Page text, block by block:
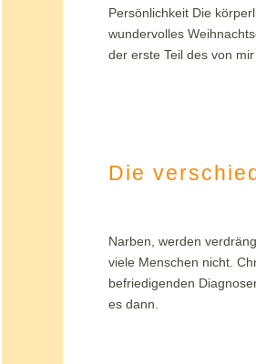
Persönlichkeit Die
wundervolles
der erste Teil des von
Die
Narben, werden
viele Menschen nicht.
befriedigenden
es dann.